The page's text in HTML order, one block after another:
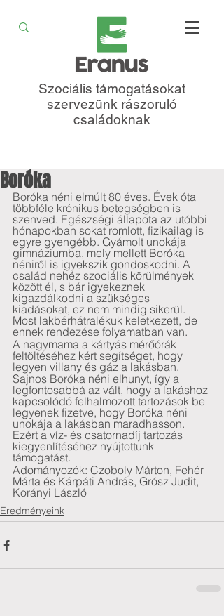
Szociális támogatásokat
szervezünk rászoruló
családoknak
Boróka
Boróka néni elmúlt 80 éves. Évek óta
többféle krónikus betegségben is
szenved. Egészségi állapota az utóbbi
hónapokban sokat romlott, fizikailag is
egyre gyengébb. Gyámolt unokája
gimnáziumba, mely mellett Boróka
néniről is igyekszik gondoskodni. A
család nehéz szociális körülmények
között él, s bár igyekeznek
kigazdálkodni a szükséges
kiadásokat, ez nem mindig sikerül.
Most lakbérhátralékuk keletkezett, de
ennek rendezése folyamatban van.
A nagymama a kártyás mérőórák
feltöltéséhez kért segítséget, hogy
legyen villany és gáz a lakásban.
Sajnos Boróka néni elhunyt, így a
legfontosabbá az vált, hogy a lakáshoz
kapcsolódó felhalmozott tartozások be
legyenek fizetve, hogy Boróka néni
unokája a lakásban maradhasson.
Ezért a víz- és csatornadíj tartozás
kiegyenlítéséhez nyújtottunk
támogatást.
Adományozók: Czoboly Márton, Fehér
Márta és Kárpáti András, Grósz Judit,
Korányi László
Eredményeink